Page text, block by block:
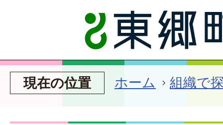
現在の位置 ホーム 組織で